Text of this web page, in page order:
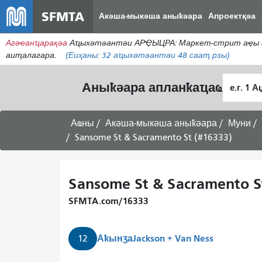
SFMTA Акәша-мыкәша аныҟәара Апроектқәа
Агәҽанҵарақәа Аҵыхәтәантәи АРҾЫЦРА: Маркет-стрит аҿы
аиҭалагара.
(Еиҳаны: 32 аҵыхәтәантәи 48 сааҭ рзы)
Аныҟәара апланҟаҵаҩҭыԥ
Аҩны Акәша-мыкәша аныҟәара Муни
Sansome St & Sacramento St (#16333)
Sansome St & Sacramento
SFMTA.com/16333
12 АҟынӡаJackson + Van Ness